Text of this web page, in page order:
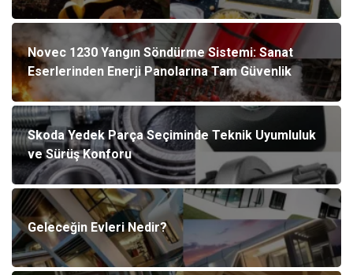
Novec 1230 Yangın Söndürme Sistemi: Sanat
Eserlerinden Enerji Panolarına Tam Güvenlik
Skoda Yedek Parça Seçiminde Teknik Uyumluluk
ve Sürüş Konforu
Geleceğin Evleri Nedir?